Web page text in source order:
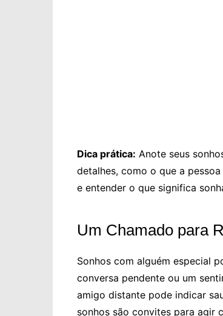
Dica prática: Anote seus
detalhes, como o que a
e entender o que significa
Um Chamado para
Sonhos com alguém especial
conversa pendente ou um
amigo distante pode indicar
sonhos são convites para agir